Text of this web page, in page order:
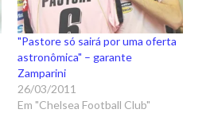
"Pastore só sairá por uma oferta
astronômica" – garante
Zamparini
26/03/2011
Em "Chelsea Football Club"